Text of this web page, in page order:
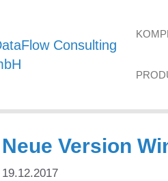
Neue Version
19.12.2017